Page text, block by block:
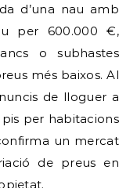
d’una nau amb
per 600.000 €,
o subhastes
més baixos. Al
de lloguer a
per habitacions
un mercat
de preus en